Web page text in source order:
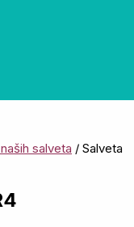
salveta / Salveta